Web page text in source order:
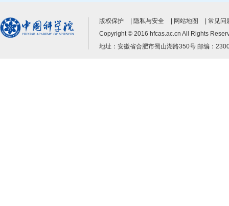
版权保护 隐私与安全 网站地图
常见问
Copyright © 2016 hfcas.ac.cn All Rights
地址：安徽省合肥市蜀山湖路350号 邮编：